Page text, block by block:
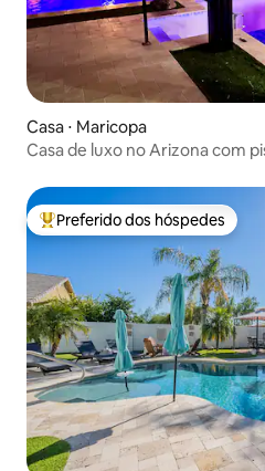
Casa ⋅ Maricopa
Casa de luxo no Arizona com
Entre os melhores preferidos
Preferido dos hóspedes